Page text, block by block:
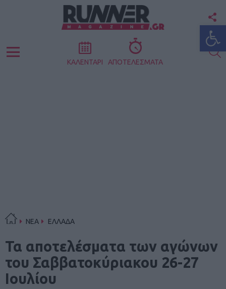
Menu ΚΑΛΕΝΤΑΡΙ ΑΠΟΤΕΛΕΣΜΑΤΑ
ΝΕΑ ΕΛΛΑΔΑ
Τα αποτελέσματα των αγώνων
του Σαββατοκύριακου 26-27
Ιουλίου